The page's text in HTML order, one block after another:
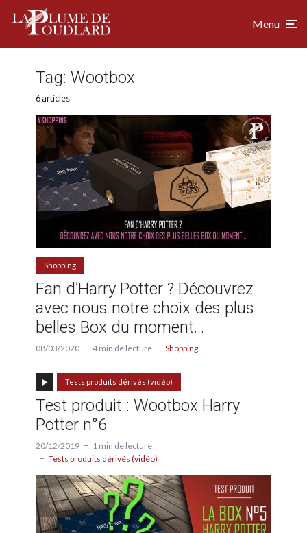
Menu
Tag: Wootbox
6 articles
Shopping
Fan d’Harry Potter ? Découvrez
avec nous notre choix des plus
belles Box du moment…
08/03/2020 4 min de lecture Shopping
Tests produits dérivés (vidéo)
Test produit : Wootbox Harry
Potter n°6
20/12/2019
1 min de lecture
Tests produits dérivés (vidéo)